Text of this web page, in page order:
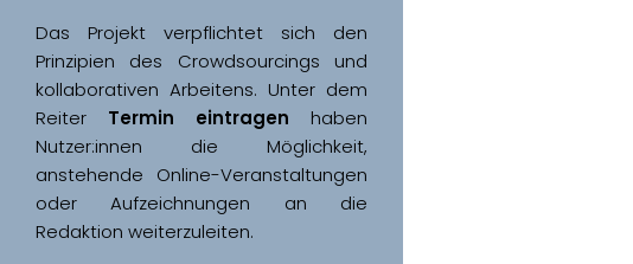
Das Projekt verpflichtet sich den
Prinzipien des Crowdsourcings und
kollaborativen Arbeitens. Unter dem
Reiter Termin eintragen haben
Nutzer:innen die Möglichkeit,
anstehende Online-Veranstaltungen
oder Aufzeichnungen an die
Redaktion weiterzuleiten.